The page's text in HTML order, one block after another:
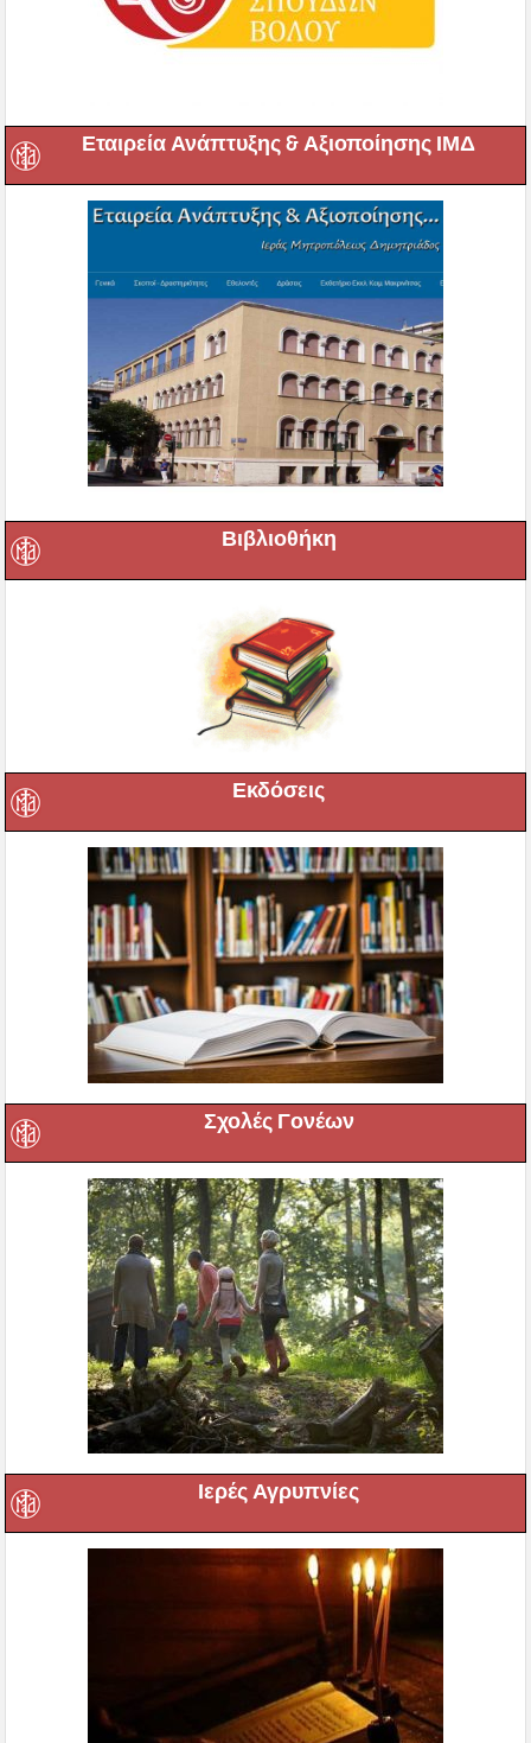
Εταιρεία Ανάπτυξης & Αξιοποίησης ΙΜΔ
Βιβλιοθήκη
Εκδόσεις
Σχολές Γονέων
Ιερές Αγρυπνίες